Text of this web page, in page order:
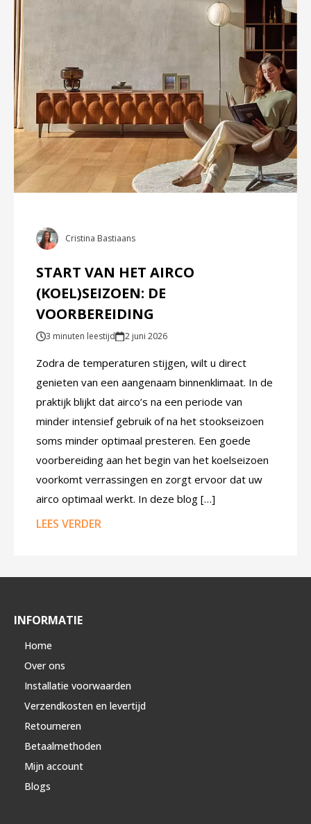
Cristina Bastiaans
START VAN HET AIRCO
(KOEL)SEIZOEN: DE
VOORBEREIDING
3 minuten leestijd 2 juni 2026
Zodra de temperaturen stijgen, wilt u direct
genieten van een aangenaam binnenklimaat. In de
praktijk blijkt dat airco’s na een periode van
minder intensief gebruik of na het stookseizoen
soms minder optimaal presteren. Een goede
voorbereiding aan het begin van het koelseizoen
voorkomt verrassingen en zorgt ervoor dat uw
airco optimaal werkt. In deze blog […]
LEES VERDER
INFORMATIE
Home
Over ons
Installatie voorwaarden
Verzendkosten en levertijd
Retourneren
Betaalmethoden
Mijn account
Blogs